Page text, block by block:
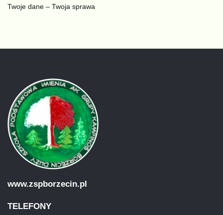
Twoje dane – Twoja sprawa
www.zspborzecin.pl
TELEFONY